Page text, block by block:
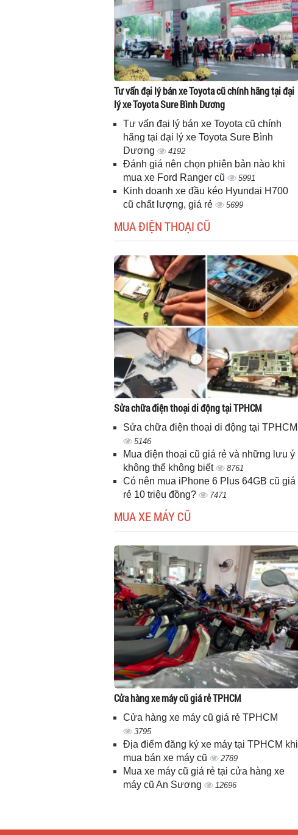
Tư vấn đại lý bán xe Toyota cũ chính hãng tại đại
lý xe Toyota Sure Bình Dương
Tư vấn đại lý bán xe Toyota cũ chính
hãng tại đại lý xe Toyota Sure Bình
Dương
4192
Đánh giá nên chọn phiên bản nào khi
mua xe Ford Ranger cũ
5991
Kinh doanh xe đầu kéo Hyundai H700
cũ chất lượng, giá rẻ
5699
MUA ĐIỆN THOẠI CŨ
Sửa chữa điện thoại di động tại TPHCM
Sửa chữa điện thoại di động tại TPHCM
5146
Mua điện thoại cũ giá rẻ và những lưu ý
không thể không biết
8761
Có nên mua iPhone 6 Plus 64GB cũ giá
rẻ 10 triệu đồng?
7471
MUA XE MÁY CŨ
Cửa hàng xe máy cũ giá rẻ TPHCM
Cửa hàng xe máy cũ giá rẻ TPHCM
3795
Địa điểm đăng ký xe máy tại TPHCM khi
mua bán xe máy cũ
2789
Mua xe máy cũ giá rẻ tại cửa hàng xe
máy cũ An Sương
12696